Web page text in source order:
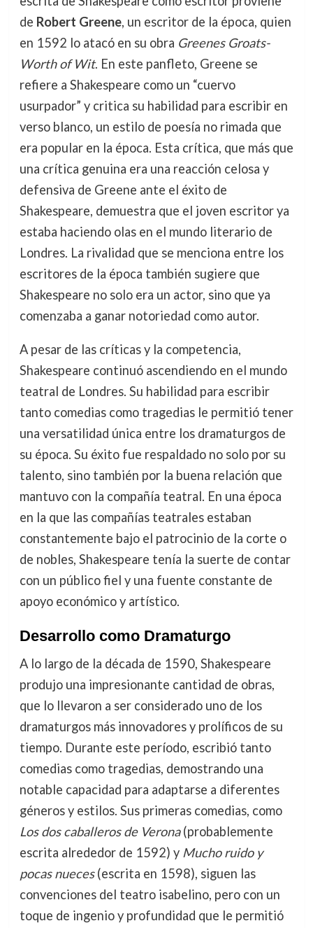
de Robert Greene, un escritor de la época, quien
en 1592 lo atacó en su obra Greenes Groats-
Worth of Wit. En este panfleto, Greene se
refiere a Shakespeare como un “cuervo
usurpador” y critica su habilidad para escribir en
verso blanco, un estilo de poesía no rimada que
era popular en la época. Esta crítica, que más que
una crítica genuina era una reacción celosa y
defensiva de Greene ante el éxito de
Shakespeare, demuestra que el joven escritor ya
estaba haciendo olas en el mundo literario de
Londres. La rivalidad que se menciona entre los
escritores de la época también sugiere que
Shakespeare no solo era un actor, sino que ya
comenzaba a ganar notoriedad como autor.
A pesar de las críticas y la competencia,
Shakespeare continuó ascendiendo en el mundo
teatral de Londres. Su habilidad para escribir
tanto comedias como tragedias le permitió tener
una versatilidad única entre los dramaturgos de
su época. Su éxito fue respaldado no solo por su
talento, sino también por la buena relación que
mantuvo con la compañía teatral. En una época
en la que las compañías teatrales estaban
constantemente bajo el patrocinio de la corte o
de nobles, Shakespeare tenía la suerte de contar
con un público fiel y una fuente constante de
apoyo económico y artístico.
Desarrollo como Dramaturgo
A lo largo de la década de 1590, Shakespeare
produjo una impresionante cantidad de obras,
que lo llevaron a ser considerado uno de los
dramaturgos más innovadores y prolíficos de su
tiempo. Durante este período, escribió tanto
comedias como tragedias, demostrando una
notable capacidad para adaptarse a diferentes
géneros y estilos. Sus primeras comedias, como
Los dos caballeros de Verona(probablemente
escrita alrededor de 1592) y Mucho ruido y
pocas nueces(escrita en 1598), siguen las
convenciones del teatro isabelino, pero con un
toque de ingenio y profundidad que le permitió